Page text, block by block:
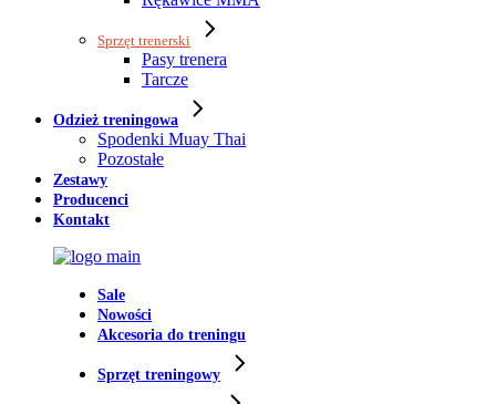
Sprzęt trenerski
Pasy trenera
Tarcze
Odzież treningowa
Spodenki Muay Thai
Pozostałe
Zestawy
Producenci
Kontakt
Sale
Nowości
Akcesoria do treningu
Sprzęt treningowy